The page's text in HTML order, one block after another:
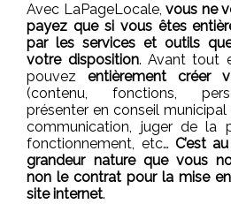
Avec LaPageLocale,vous ne
payez que si vous êtes
par les services et outils
votre disposition. Avant tout
pouvezentièrement créer
(contenu, fonctions,
présenter en conseil
communication, juger de la
fonctionnement, etc… C’est
grandeur nature que vous
non le contrat pour la mise
site internet.